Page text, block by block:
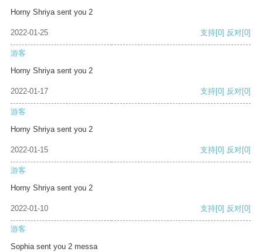
Horny Shriya sent you 2
2022-01-25 支持[0] 反对[0]
游客
Horny Shriya sent you 2
2022-01-17 支持[0] 反对[0]
游客
Horny Shriya sent you 2
2022-01-15 支持[0] 反对[0]
游客
Horny Shriya sent you 2
2022-01-10 支持[0] 反对[0]
游客
Sophia sent you 2 messa